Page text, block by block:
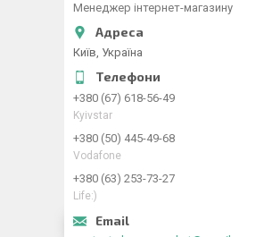
Менеджер інтернет-магазину
Київ, Україна
+380 (67) 618-56-49
Kyivstar
+380 (50) 445-49-68
Vodafone
+380 (63) 253-73-27
Life:)